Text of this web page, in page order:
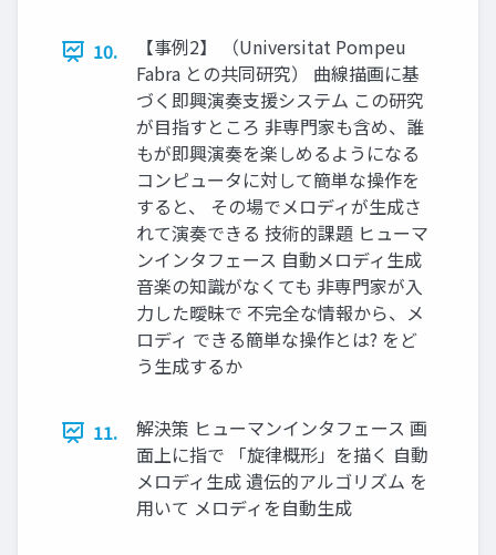
10.
【事例2】 （Universitat Pompeu
Fabra との共同研究） 曲線描画に基
づく即興演奏支援システム この研究
が目指すところ 非専門家も含め、誰
もが即興演奏を楽しめるようになる
コンピュータに対して簡単な操作を
すると、 その場でメロディが生成さ
れて演奏できる 技術的課題 ヒューマ
ンインタフェース 自動メロディ生成
音楽の知識がなくても 非専門家が入
力した曖昧で 不完全な情報から、メ
ロディ できる簡単な操作とは? をど
う生成するか
11.
解決策 ヒューマンインタフェース 画
面上に指で 「旋律概形」を描く 自動
メロディ生成 遺伝的アルゴリズム を
用いて メロディを自動生成